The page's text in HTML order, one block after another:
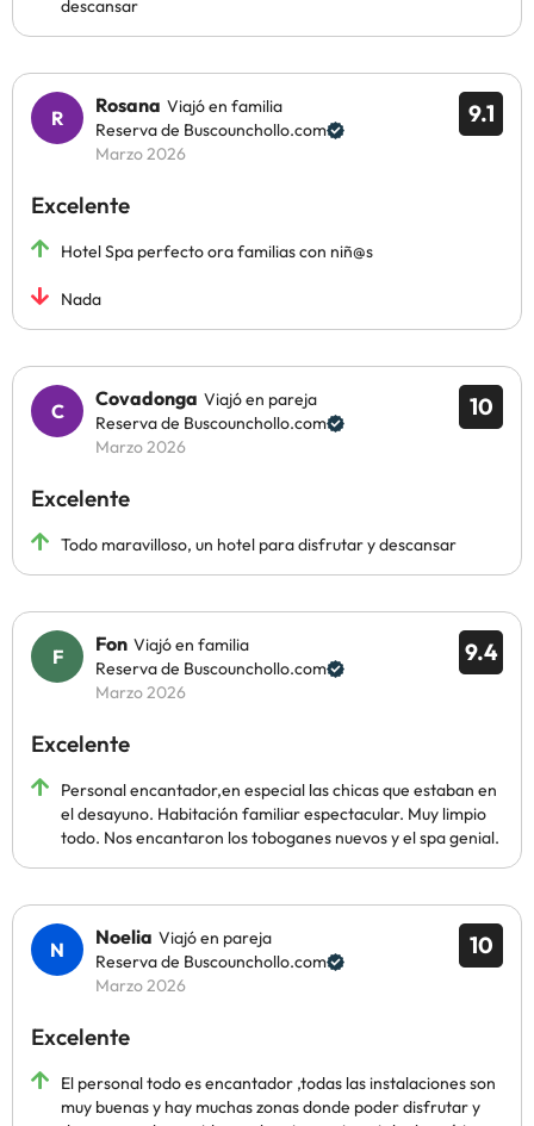
descansar
9.1
Rosana Viajó en familia
Reserva de Buscounchollo.com
Marzo 2026
Excelente
Hotel Spa perfecto ora familias con niñ@s
Nada
10
Covadonga Viajó en pareja
Reserva de Buscounchollo.com
Marzo 2026
Excelente
Todo maravilloso, un hotel para disfrutar y descansar
9.4
Fon Viajó en familia
Reserva de Buscounchollo.com
Marzo 2026
Excelente
Personal encantador,en especial las chicas que estaban en
el desayuno. Habitación familiar espectacular. Muy limpio
todo. Nos encantaron los toboganes nuevos y el spa genial.
10
Noelia Viajó en pareja
Reserva de Buscounchollo.com
Marzo 2026
Excelente
El personal todo es encantador ,todas las instalaciones son
muy buenas y hay muchas zonas donde poder disfrutar y